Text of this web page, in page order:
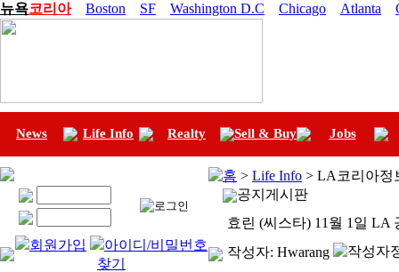
뉴욕코리아 Boston SF Washington D.C Chicago Atlanta
News Life Info Realty Sell & Buy Jobs
회원가입
아이디/비밀번호
찾기
홈 > Life Info > LA코리아정
공지게시판
효린 (씨스타) 11월 1일 LA
작성자: Hwarang